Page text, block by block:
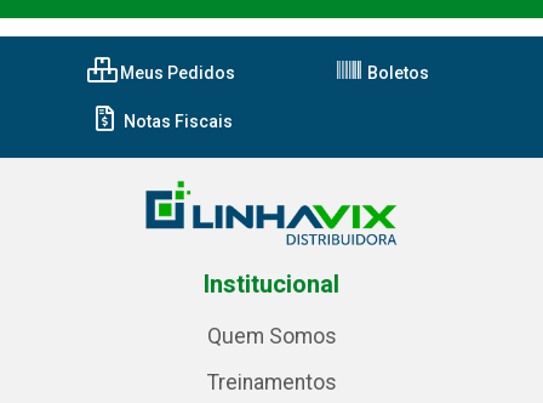
Meus Pedidos Boletos
Notas Fiscais
Institucional
Quem Somos
Treinamentos